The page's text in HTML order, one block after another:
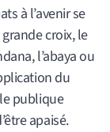
à l’avenir se
croix, le
l’abaya ou
du
publique
apaisé.